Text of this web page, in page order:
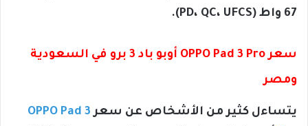
67 واط (PD، QC، UFCS).
سعر OPPO Pad 3 Pro أوبو باد 3 برو في السعودية
ومصر
يتساءل كثير من الأشخاص عن سعر OPPO Pad 3